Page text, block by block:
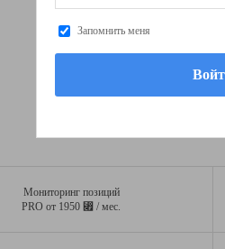
Мониторинг позиций
PRO от 1950 ⃏ / мес.
Запомнить меня